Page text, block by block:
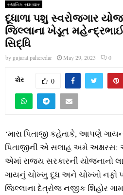
સ્થાનિક સમાચાર
દૂધાળા પશુ સ્વરોજગાર
જિલ્લાના ખેડૂત
સિદ્ધિ
by gujarat paheredar May 29, 2023 0
શેર 0
‘મારા પિતાજી કહેતાકે, આપણે
પિતાજીની એ સલાહ અમે
એમાં રાજ્ય સરકારની
ગાયનું ચોખ્ખુ દૂધ અને ચોખ્ખો નફો
જિલ્લાના દેત્રોજ નજીક શિહોર